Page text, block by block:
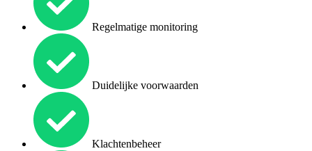
Regelmatige monitoring
Duidelijke voorwaarden
Klachtenbeheer